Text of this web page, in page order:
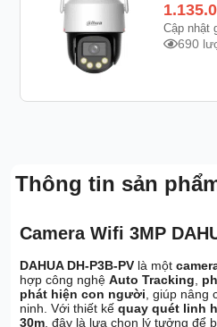
Thông tin sản
Camera Wifi 3MP
DAHUA DH-P3B-PV là một
hợp công nghệAuto Tracking,
phát hiện con người, giúp nâng
ninh. Với thiết kếquay quét linh
30m, đây là lựa chọn lý tưởng để
Cập nhật
690